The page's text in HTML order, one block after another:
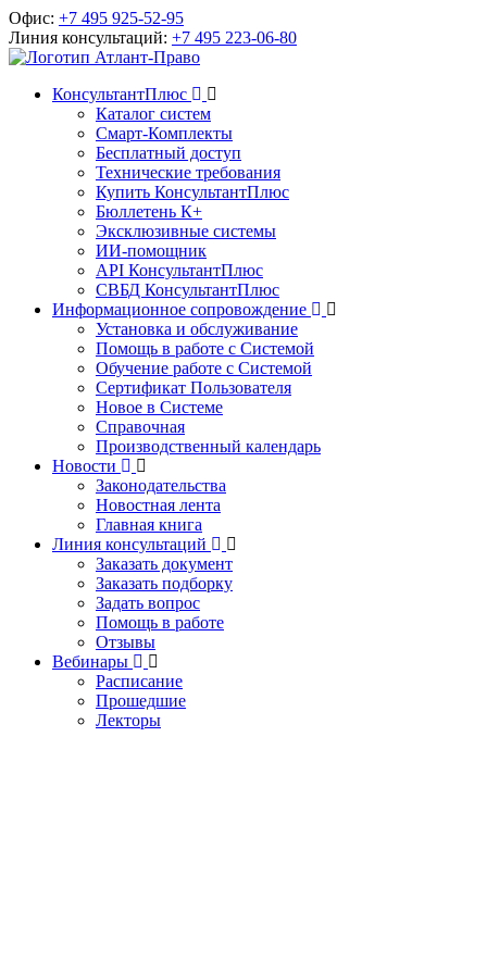
Офис: +7 495 925-52-95
Линия консультаций: +7 495 223-06-80
КонсультантПлюс
Каталог систем
Смарт-Комплекты
Бесплатный доступ
Технические требования
Купить КонсультантПлюс
Бюллетень К+
Эксклюзивные системы
ИИ-помощник
API КонсультантПлюс
СВБД КонсультантПлюс
Информационное сопровождение
Установка и обслуживание
Помощь в работе с Системой
Обучение работе с Системой
Сертификат Пользователя
Новое в Системе
Справочная
Производственный календарь
Новости
Законодательства
Новостная лента
Главная книга
Линия консультаций
Заказать документ
Заказать подборку
Задать вопрос
Помощь в работе
Отзывы
Вебинары
Расписание
Прошедшие
Лекторы